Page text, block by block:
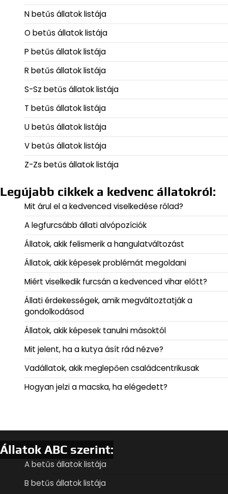
N betűs állatok listája
O betűs állatok listája
P betűs állatok listája
R betűs állatok listája
S-Sz betűs állatok listája
T betűs állatok listája
U betűs állatok listája
V betűs állatok listája
Z-Zs betűs állatok listája
Legújabb cikkek a kedvenc állatokról:
Mit árul el a kedvenced viselkedése rólad?
A legfurcsább állati alvópozíciók
Állatok, akik felismerik a hangulatváltozást
Állatok, akik képesek problémát megoldani
Miért viselkedik furcsán a kedvenced vihar előtt?
Állati érdekességek, amik megváltoztatják a
gondolkodásod
Állatok, akik képesek tanulni másoktól
Mit jelent, ha a kutya ásít rád nézve?
Vadállatok, akik meglepően családcentrikusak
Hogyan jelzi a macska, ha elégedett?
Állatok ABC szerint:
A betűs állatok listája
B betűs állatok listája